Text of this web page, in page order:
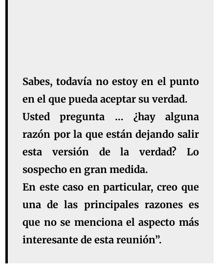
Sabes, todavía no estoy en el punto
en el que pueda aceptar su verdad.
Usted pregunta … ¿hay alguna
razón por la que están dejando salir
esta versión de la verdad? Lo
sospecho en gran medida.
En este caso en particular, creo que
una de las principales razones es
que no se menciona el aspecto más
interesante de esta reunión”.